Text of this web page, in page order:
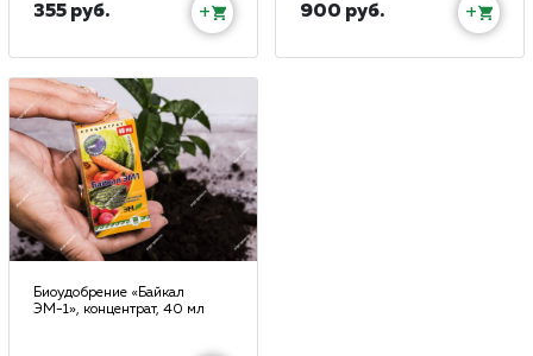
355 руб. + 900 руб. +
Биоудобрение «Байкал
ЭМ-1», концентрат, 40 мл